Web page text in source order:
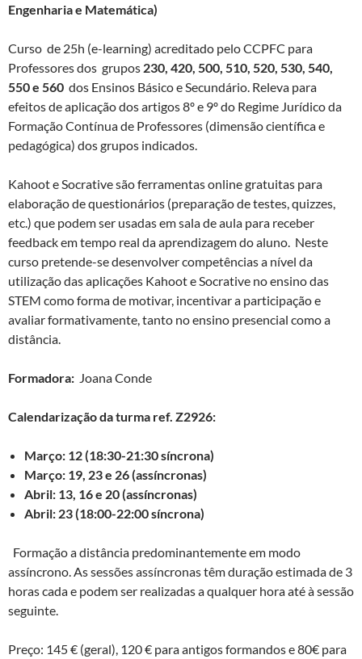
Engenharia e Matemática)
Curso de 25h (e-learning) acreditado pelo CCPFC para
Professores dos grupos 230, 420, 500, 510, 520, 530, 540,
550 e 560 dos Ensinos Básico e Secundário. Releva para
efeitos de aplicação dos artigos 8º e 9º do Regime Jurídico da
Formação Contínua de Professores (dimensão científica e
pedagógica) dos grupos indicados.
Kahoot e Socrative são ferramentas online gratuitas para
elaboração de questionários (preparação de testes, quizzes,
etc.) que podem ser usadas em sala de aula para receber
feedback em tempo real da aprendizagem do aluno. Neste
curso pretende-se desenvolver competências a nível da
utilização das aplicações Kahoot e Socrative no ensino das
STEM como forma de motivar, incentivar a participação e
avaliar formativamente, tanto no ensino presencial como a
distância.
Formadora: Joana Conde
Calendarização da turma ref. Z2926:
Março: 12 (18:30-21:30 síncrona)
Março: 19, 23 e 26 (assíncronas)
Abril: 13, 16 e 20 (assíncronas)
Abril: 23 (18:00-22:00 síncrona)
Formação a distância predominantemente em modo
assíncrono. As sessões assíncronas têm duração estimada de 3
horas cada e podem ser realizadas a qualquer hora até à sessão
seguinte.
Preço: 145 € (geral), 120 € para antigos formandos e 80€ para